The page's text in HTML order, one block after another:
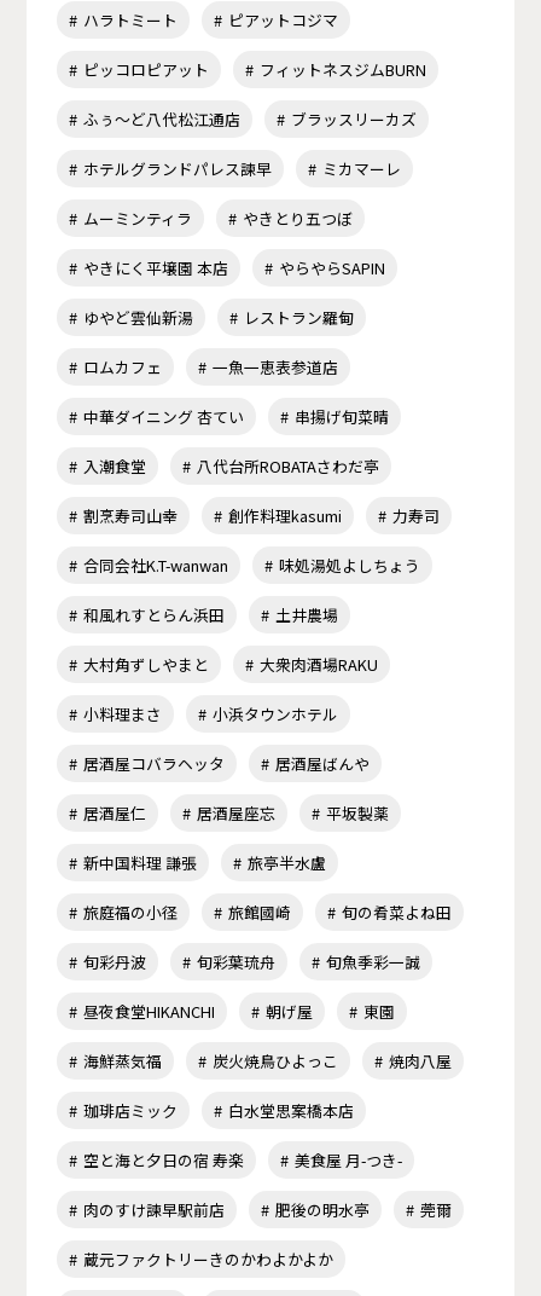
ハラトミート ピアットコジマ
ピッコロピアット フィットネスジムBURN
ふぅ～ど八代松江通店 ブラッスリーカズ
ホテルグランドパレス諫早 ミカマーレ
ムーミンティラ やきとり五つぼ
やきにく平壌園 本店 やらやらSAPIN
ゆやど雲仙新湯 レストラン羅甸
ロムカフェ 一魚一恵表参道店
中華ダイニング 杏てい 串揚げ旬菜晴
入潮食堂 八代台所ROBATAさわだ亭
割烹寿司山幸 創作料理kasumi 力寿司
合同会社K.T-wanwan 味処湯処よしちょう
和風れすとらん浜田 土井農場
大村角ずしやまと 大衆肉酒場RAKU
小料理まさ 小浜タウンホテル
居酒屋コバラヘッタ 居酒屋ばんや
居酒屋仁 居酒屋座忘 平坂製薬
新中国料理 謙張 旅亭半水盧
旅庭福の小径 旅館國崎 旬の肴菜よね田
旬彩丹波 旬彩葉琉舟 旬魚季彩一誠
昼夜食堂HIKANCHI 朝げ屋 東園
海鮮蒸気福 炭火焼鳥ひよっこ 焼肉八屋
珈琲店ミック 白水堂思案橋本店
空と海と夕日の宿 寿楽 美食屋 月-つき-
肉のすけ諫早駅前店 肥後の明水亭 莞爾
蔵元ファクトリーきのかわよかよか